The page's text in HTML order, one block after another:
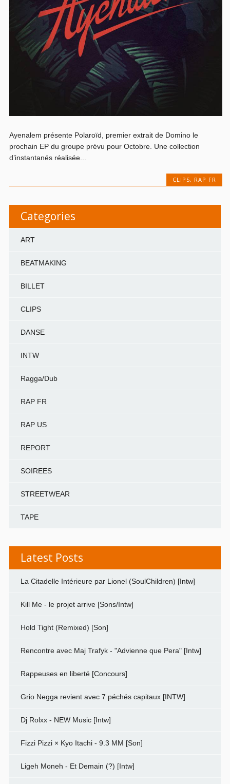
Ayenalem présente Polaroïd, premier extrait de Domino le
prochain EP du groupe prévu pour Octobre. Une collection
d’instantanés réalisée...
CLIPS, RAP FR
Categories
ART
BEATMAKING
BILLET
CLIPS
DANSE
INTW
Ragga/Dub
RAP FR
RAP US
REPORT
SOIREES
STREETWEAR
TAPE
Latest Posts
La Citadelle Intérieure par Lionel (SoulChildren) [Intw]
Kill Me - le projet arrive [Sons/Intw]
Hold Tight (Remixed) [Son]
Rencontre avec Maj Trafyk - "Advienne que Pera" [Intw]
Rappeuses en liberté [Concours]
Grio Negga revient avec 7 péchés capitaux [INTW]
Dj Rolxx - NEW Music [Intw]
Fizzi Pizzi × Kyo Itachi - 9.3 MM [Son]
Ligeh Moneh - Et Demain (?) [Intw]